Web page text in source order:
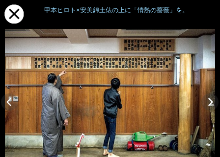
甲本ヒロト×安美錦土俵の上に「情熱の薔薇」を。